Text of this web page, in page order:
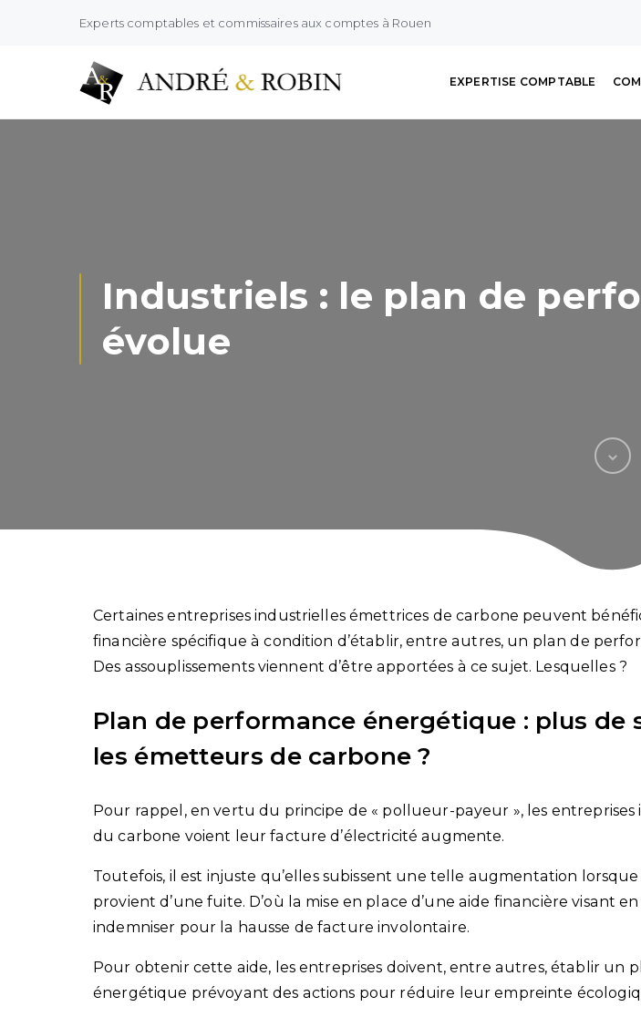
Experts comptables et commissaires aux comptes à Rouen
EXPERTISE COMPTABLE
Industriels : le plan de
évolue
Certaines entreprises industrielles émettrices de carbone peuvent
financière spécifique à condition d’établir, entre autres, un plan de
Des assouplissements viennent d’être apportées à ce sujet. Lesquelles ?
Plan de performance énergétique : plus de
les émetteurs de carbone ?
Pour rappel, en vertu du principe de « pollueur-payeur », les
du carbone voient leur facture d’électricité augmente.
Toutefois, il est injuste qu’elles subissent une telle augmentation lorsque
provient d’une fuite. D’où la mise en place d’une aide financière visant
indemniser pour la hausse de facture involontaire.
Pour obtenir cette aide, les entreprises doivent, entre autres, établir un
énergétique prévoyant des actions pour réduire leur empreinte